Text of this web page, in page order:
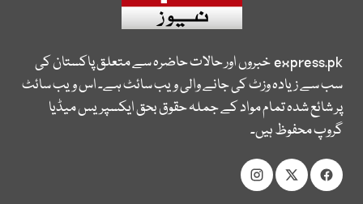
express.pkخبروں اور حالات حاضرہ سے متعلق پاکستان کی
سب سے زیادہ وزٹ کی جانے والی ویب سائٹ ہے۔ اس ویب سائٹ
پر شائع شدہ تمام مواد کے جملہ حقوق بحق ایکسپریس میڈیا
گروپ محفوظ ہیں۔